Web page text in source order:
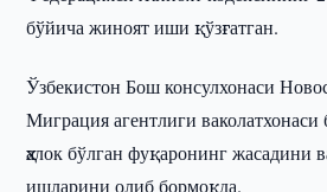
бўйича жиноят иши қўзғатган.
Ўзбекистон Бош консулхонаси
Миграция агентлиги ваколатхонаси
ҳалок бўлган фуқаронинг жасадини
ишларини олиб бормоқда.